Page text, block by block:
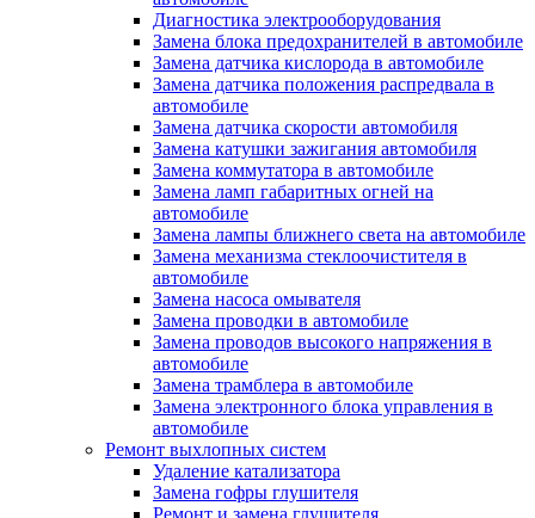
Диагностика электрооборудования
Замена блока предохранителей в автомобиле
Замена датчика кислорода в автомобиле
Замена датчика положения распредвала в
автомобиле
Замена датчика скорости автомобиля
Замена катушки зажигания автомобиля
Замена коммутатора в автомобиле
Замена ламп габаритных огней на
автомобиле
Замена лампы ближнего света на автомобиле
Замена механизма стеклоочистителя в
автомобиле
Замена насоса омывателя
Замена проводки в автомобиле
Замена проводов высокого напряжения в
автомобиле
Замена трамблера в автомобиле
Замена электронного блока управления в
автомобиле
Ремонт выхлопных систем
Удаление катализатора
Замена гофры глушителя
Ремонт и замена глушителя